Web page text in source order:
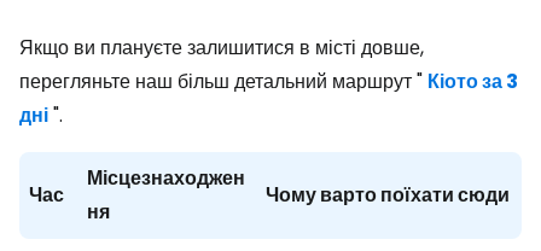
Якщо ви плануєте залишитися в місті довше,
перегляньте наш більш детальний маршрут " Кіото за 3
дні".
Час
Місцезнаходжен
ня
Чому варто поїхати сюди